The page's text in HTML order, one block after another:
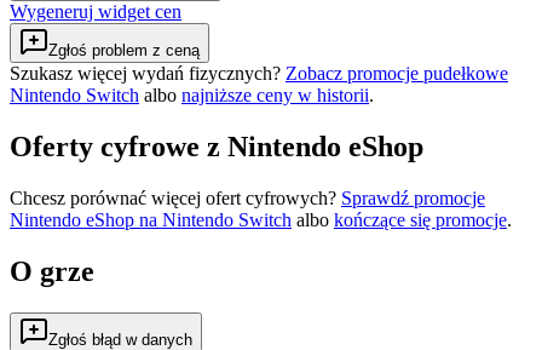
Wygeneruj widget cen
Zgłoś problem z ceną
Szukasz więcej wydań fizycznych? Zobacz promocje pudełkowe
Nintendo Switch albo najniższe ceny w historii.
Oferty cyfrowe z Nintendo eShop
Chcesz porównać więcej ofert cyfrowych? Sprawdź promocje
Nintendo eShop na Nintendo Switch albo kończące się promocje.
O grze
Zgłoś błąd w danych